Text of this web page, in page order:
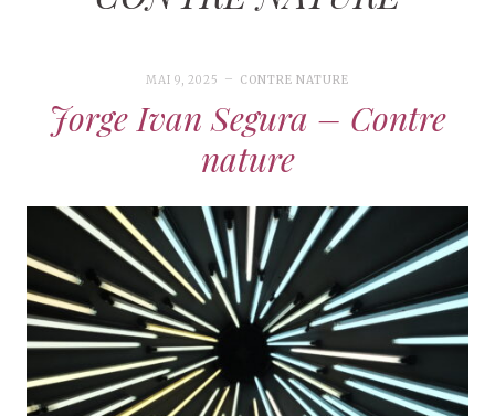
MAI 9, 2025 CONTRE NATURE
Jorge Ivan Segura – Contre
nature